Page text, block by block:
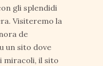
gli splendidi
Visiteremo la
de
un sito dove
miracoli, il sito